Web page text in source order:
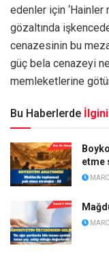
edenler için ‘Hainler
gözaltında
cenazesinin bu
güç bela cenazeyi
memleketlerine
Bu Haberlerde
etme